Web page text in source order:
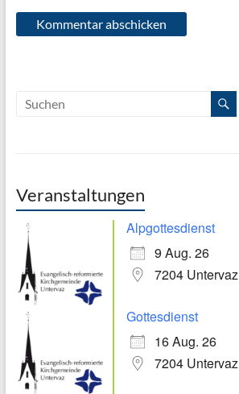
Veranstaltungen
Alpgottesdienst
9 Aug. 26
7204 Untervaz
Gottesdienst
16 Aug. 26
7204 Untervaz